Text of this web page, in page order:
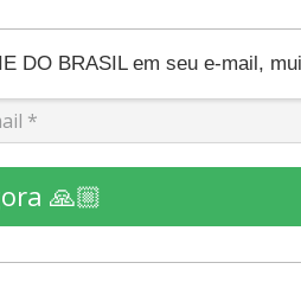
DO BRASIL em seu e-mail,
🙏🏼